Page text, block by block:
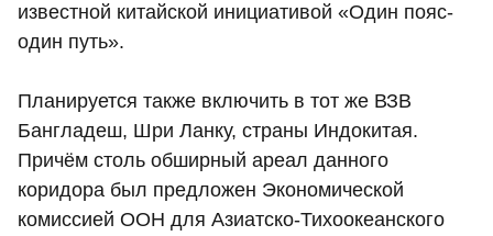
известной китайской инициативой «Один пояс-
один путь».
Планируется также включить в тот же ВЗВ
Бангладеш, Шри Ланку, страны Индокитая.
Причём столь обширный ареал данного
коридора был предложен Экономической
комиссией ООН для Азиатско-Тихоокеанского